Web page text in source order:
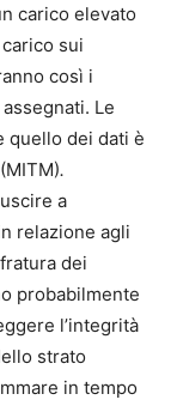
carico elevato
sui
così i
Le
quello dei dati è
.
a
relazione agli
dei
probabilmente
l’integrità
strato
in tempo